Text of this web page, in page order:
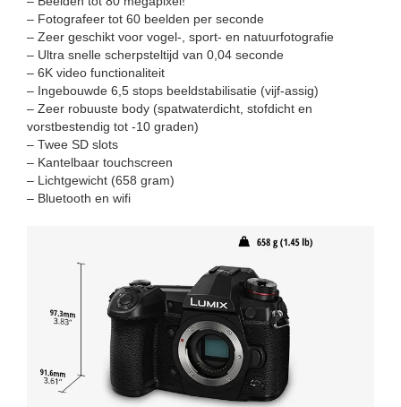
– Fotografeer tot 60 beelden per seconde
– Zeer geschikt voor vogel-, sport- en natuurfotografie
– Ultra snelle scherpsteltijd van 0,04 seconde
– 6K video functionaliteit
– Ingebouwde 6,5 stops beeldstabilisatie (vijf-assig)
– Zeer robuuste body (spatwaterdicht, stofdicht en
vorstbestendig tot -10 graden)
– Twee SD slots
– Kantelbaar touchscreen
– Lichtgewicht (658 gram)
– Bluetooth en wifi